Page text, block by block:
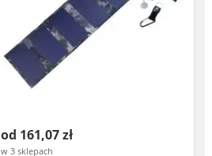
od 161,07 zł
w 3 sklepach